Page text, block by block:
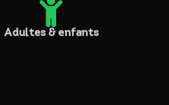

Adultes & enfants